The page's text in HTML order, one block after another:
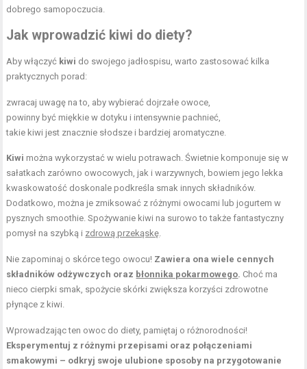
dobrego samopoczucia.
Jak wprowadzić kiwi do diety?
Aby włączyć kiwi do swojego jadłospisu, warto zastosować kilka
praktycznych porad:
zwracaj uwagę na to, aby wybierać dojrzałe owoce,
powinny być miękkie w dotyku i intensywnie pachnieć,
takie kiwi jest znacznie słodsze i bardziej aromatyczne.
Kiwi można wykorzystać w wielu potrawach. Świetnie komponuje się w
sałatkach zarówno owocowych, jak i warzywnych, bowiem jego lekka
kwaskowatość doskonale podkreśla smak innych składników.
Dodatkowo, można je zmiksować z różnymi owocami lub jogurtem w
pysznych smoothie. Spożywanie kiwi na surowo to także fantastyczny
pomysł na szybką i zdrową przekąskę
Nie zapominaj o skórce tego owocu! Zawiera ona wiele cennych
składników odżywczych oraz błonnika pokarmowego. Choć ma
nieco cierpki smak, spożycie skórki zwiększa korzyści zdrowotne
płynące z kiwi.
Wprowadzając ten owoc do diety, pamiętaj o różnorodności!
Eksperymentuj z różnymi przepisami oraz połączeniami
smakowymi – odkryj swoje ulubione sposoby na przygotowanie